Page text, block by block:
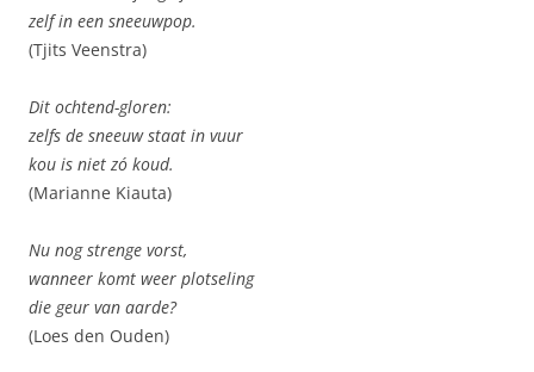
zelf in een sneeuwpop.
(Tjits Veenstra)
Dit ochtend-gloren:
zelfs de sneeuw staat in vuur
kou is niet zó koud.
(Marianne Kiauta)
Nu nog strenge vorst,
wanneer komt weer plotseling
die geur van aarde?
(Loes den Ouden)